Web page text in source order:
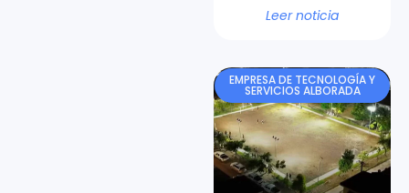
Leer noticia
EMPRESA DE TECNOLOGÍA Y
SERVICIOS ALBORADA